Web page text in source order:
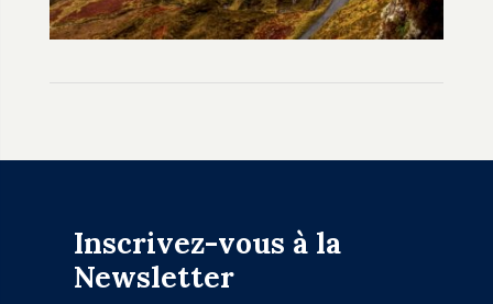
Inscrivez-vous à la
Newsletter